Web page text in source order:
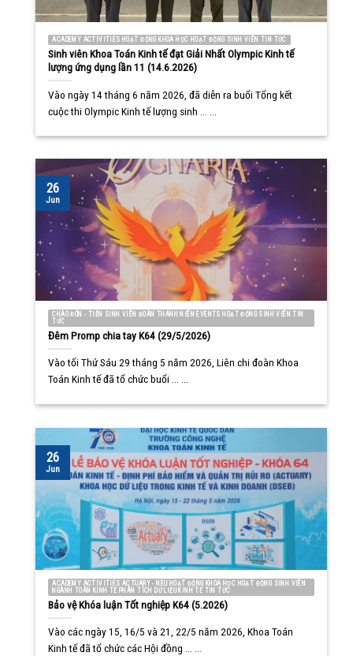
ACADEMY ACTIVITIES HOẠT ĐỘNG KHOA HỌC HOẠT ĐỘNG SINH VIÊN TIN TỨC
Sinh viên Khoa Toán Kinh tế đạt Giải Nhất Olympic Kinh tế
lượng ứng dụng lần 11 (14.6.2026)
Vào ngày 14 tháng 6 năm 2026, đã diễn ra buổi Tổng kết
cuộc thi Olympic Kinh tế lượng sinh ... ...
CHÀO ĐÓN - TIỄN SINH VIÊN ĐOÀN THANH NIÊN EVENTS HOẠT ĐỘNG SINH VIÊN TIN
TỨC
Đêm Promp chia tay K64 (29/5/2026)
Vào tối Thứ Sáu 29 tháng 5 năm 2026, Liên chi đoàn Khoa
Toán Kinh tế đã tổ chức buổi ... ...
26
Jun
ACADEMY ACTIVITIES ACTUARY - NEU HOẠT ĐỘNG KHOA HỌC HOẠT ĐỘNG SINH VIÊN
NGÀNH TOÁN KINH TẾ PHÂN TÍCH DỮ LIỆU KINH TẾ TIN TỨC
Bảo vệ Khóa luận Tốt nghiệp K64 (5.2026)
Vào các ngày 15, 16/5 và 21, 22/5 năm 2026, Khoa Toán
Kinh tế đã tổ chức các Hội đồng ... ...
26
Jun